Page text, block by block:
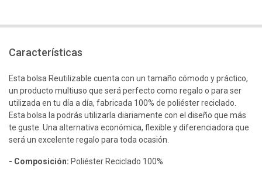
Características
Esta bolsa Reutilizable cuenta con un tamaño cómodo y práctico,
un producto multiuso que será perfecto como regalo o para ser
utilizada en tu día a día, fabricada 100% de poliéster reciclado.
Esta bolsa la podrás utilizarla diariamente con el diseño que más
te guste. Una alternativa económica, flexible y diferenciadora que
será un excelente regalo para toda ocasión.
- Composición: Poliéster Reciclado 100%